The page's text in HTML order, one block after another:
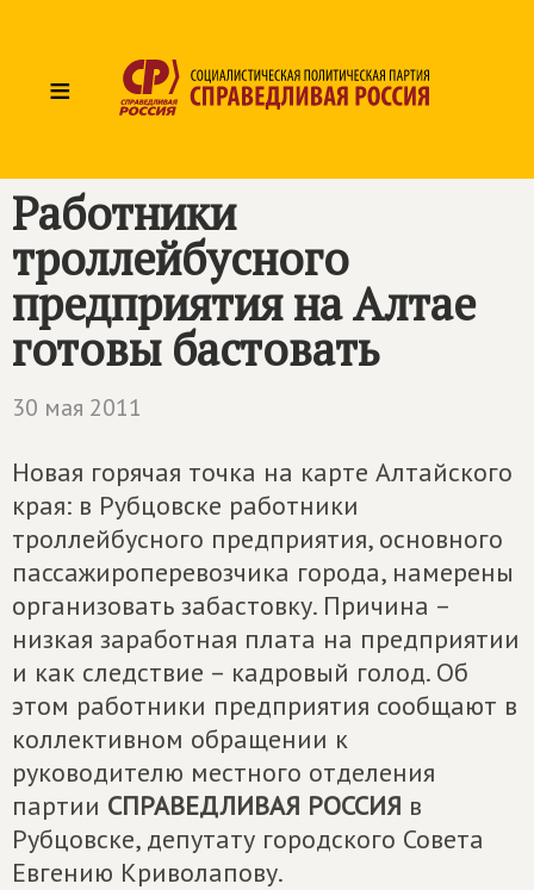
≡
Работники
троллейбусного
предприятия на Алтае
готовы бастовать
30 мая 2011
Новая горячая точка на карте Алтайского
края: в Рубцовске работники
троллейбусного предприятия, основного
пассажироперевозчика города, намерены
организовать забастовку. Причина –
низкая заработная плата на предприятии
и как следствие – кадровый голод. Об
этом работники предприятия сообщают в
коллективном обращении к
руководителю местного отделения
партии СПРАВЕДЛИВАЯ РОССИЯ в
Рубцовске, депутату городского Совета
Евгению Криволапову.